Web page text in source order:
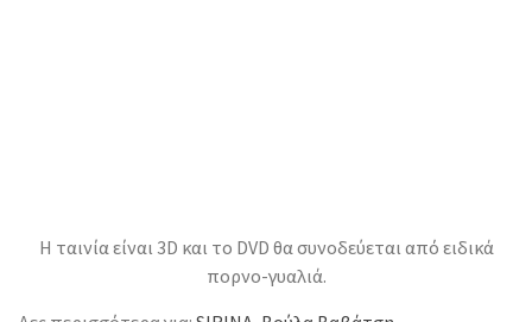
Η ταινία είναι 3D και το DVD θα συνοδεύεται από ειδικά
πορνο-γυαλιά.